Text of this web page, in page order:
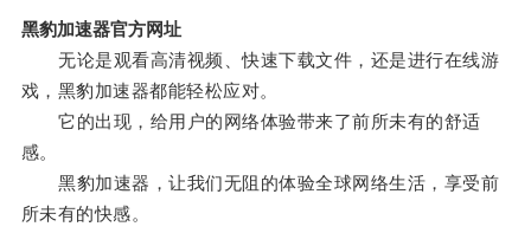
黑豹加速器官方网址
无论是观看高清视频、快速下载文件，还是进行在线游
戏，黑豹加速器都能轻松应对。
它的出现，给用户的网络体验带来了前所未有的舒适
感。
黑豹加速器，让我们无阻的体验全球网络生活，享受前
所未有的快感。